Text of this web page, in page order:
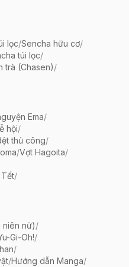
lọc/Sencha hữu cơ/
túi lọc/
trà (Chasen)/
Ema/
hội/
thủ công/
/Vợt Hagoita/
/
niên nữ)/
Gi-Oh!/
/
/Hướng dẫn Manga/